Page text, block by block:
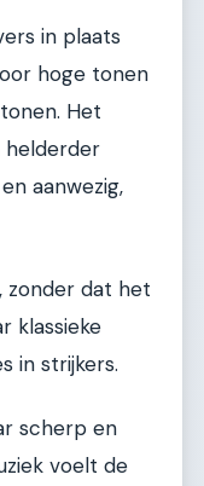
in plaats
hoge tonen
Het
helderder
aanwezig,
zonder dat het
klassieke
in strijkers.
scherp en
voelt de